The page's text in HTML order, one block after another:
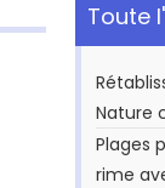
Toute
Nature
Plages
rime